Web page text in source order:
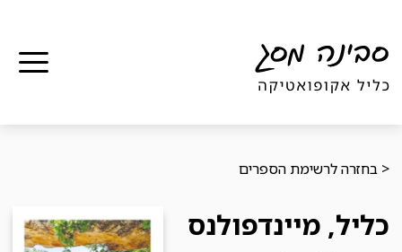
< בחזרה לרשימת הספרים
כליל, מיינדפולנס